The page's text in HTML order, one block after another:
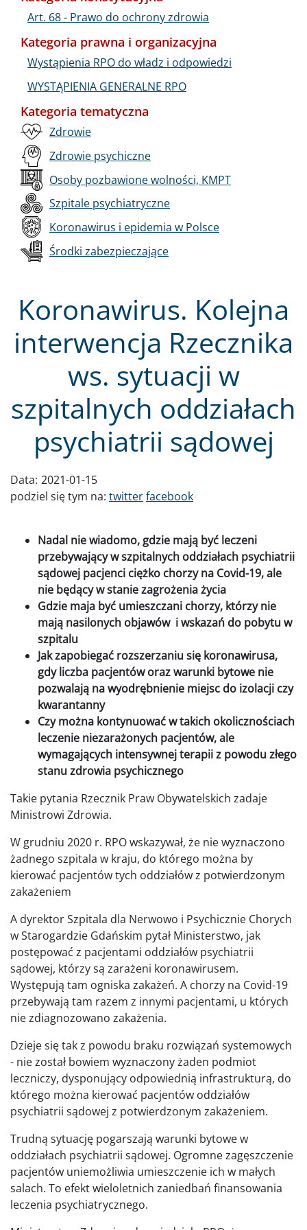
Koronawirus. Kolejna
interwencja Rzecznika
ws. sytuacji w
szpitalnych oddziałach
psychiatrii sądowej
Data: 2021-01-15
podziel się tym na: twitterfacebook
Nadal nie wiadomo, gdzie mają być leczeni
przebywający w szpitalnych oddziałach psychiatrii
sądowej pacjenci ciężko chorzy na Covid-19, ale
nie będący w stanie zagrożenia życia
Gdzie maja być umieszczani chorzy, którzy nie
mają nasilonych objawów i wskazań do pobytu w
szpitalu
Jak zapobiegać rozszerzaniu się koronawirusa,
gdy liczba pacjentów oraz warunki bytowe nie
pozwalają na wyodrębnienie miejsc do izolacji czy
kwarantanny
Czy można kontynuować w takich okolicznościach
leczenie niezarażonych pacjentów, ale
wymagających intensywnej terapii z powodu złego
stanu zdrowia psychicznego
Takie pytania Rzecznik Praw Obywatelskich zadaje
Ministrowi Zdrowia.
W grudniu 2020 r. RPO wskazywał, że nie wyznaczono
żadnego szpitala w kraju, do którego można by
kierować pacjentów tych oddziałów z potwierdzonym
zakażeniem
A dyrektor Szpitala dla Nerwowo i Psychicznie Chorych
w Starogardzie Gdańskim pytał Ministerstwo, jak
postępować z pacjentami oddziałów psychiatrii
sądowej, którzy są zarażeni koronawirusem.
Występują tam ogniska zakażeń. A chorzy na Covid-19
przebywają tam razem z innymi pacjentami, u których
nie zdiagnozowano zakażenia.
Dzieje się tak z powodu braku rozwiązań systemowych
- nie został bowiem wyznaczony żaden podmiot
leczniczy, dysponujący odpowiednią infrastrukturą, do
którego można kierować pacjentów oddziałów
psychiatrii sądowej z potwierdzonym zakażeniem.
Trudną sytuację pogarszają warunki bytowe w
oddziałach psychiatrii sądowej. Ogromne zagęszczenie
pacjentów uniemożliwia umieszczenie ich w małych
salach. To efekt wieloletnich zaniedbań finansowania
leczenia psychiatrycznego.
Art. 68 - Prawo do ochrony zdrowia
Kategoria prawna i organizacyjna
Wystąpienia RPO do władz i odpowiedzi
WYSTĄPIENIA GENERALNE RPO
Kategoria tematyczna
Zdrowie
Zdrowie psychiczne
Osoby pozbawione wolności, KMPT
Szpitale psychiatryczne
Koronawirus i epidemia w Polsce
Środki zabezpieczające